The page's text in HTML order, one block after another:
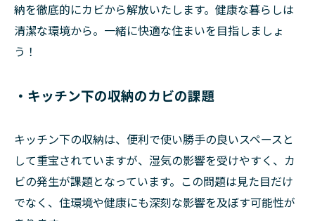
納を徹底的にカビから解放いたします。健康な暮らしは
清潔な環境から。一緒に快適な住まいを目指しましょ
う！
・キッチン下の収納のカビの課題
キッチン下の収納は、便利で使い勝手の良いスペースと
して重宝されていますが、湿気の影響を受けやすく、カ
ビの発生が課題となっています。この問題は見た目だけ
でなく、住環境や健康にも深刻な影響を及ぼす可能性が